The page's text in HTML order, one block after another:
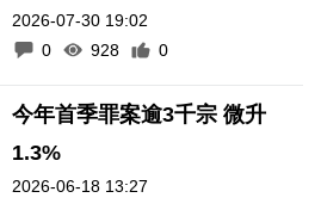
捕
2026-07-30 19:02
0
928 0
今年首季罪案逾3千宗 微升
1.3%
2026-06-18 13:27